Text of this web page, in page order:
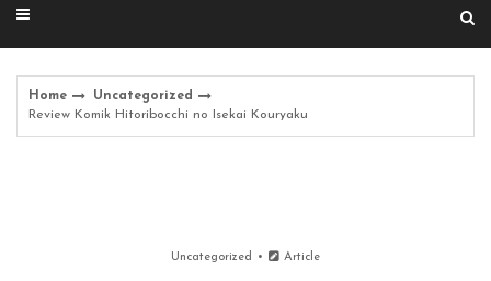
Home
Uncategorized
Review Komik Hitoribocchi no Isekai Kouryaku
Uncategorized Article